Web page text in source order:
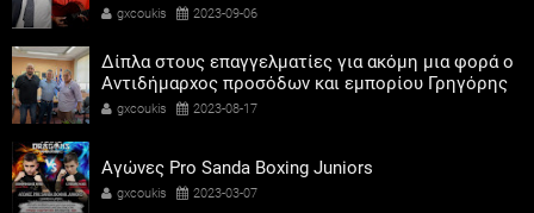
gxcoukis 2023-09-06
Δίπλα στους επαγγελματίες για ακόμη μια φορά ο
Αντιδήμαρχος προσόδων και εμπορίου Γρηγόρης
Καψοκόλης
gxcoukis 2023-08-17
Αγώνες Pro Sanda Boxing Juniors
gxcoukis 2023-03-07